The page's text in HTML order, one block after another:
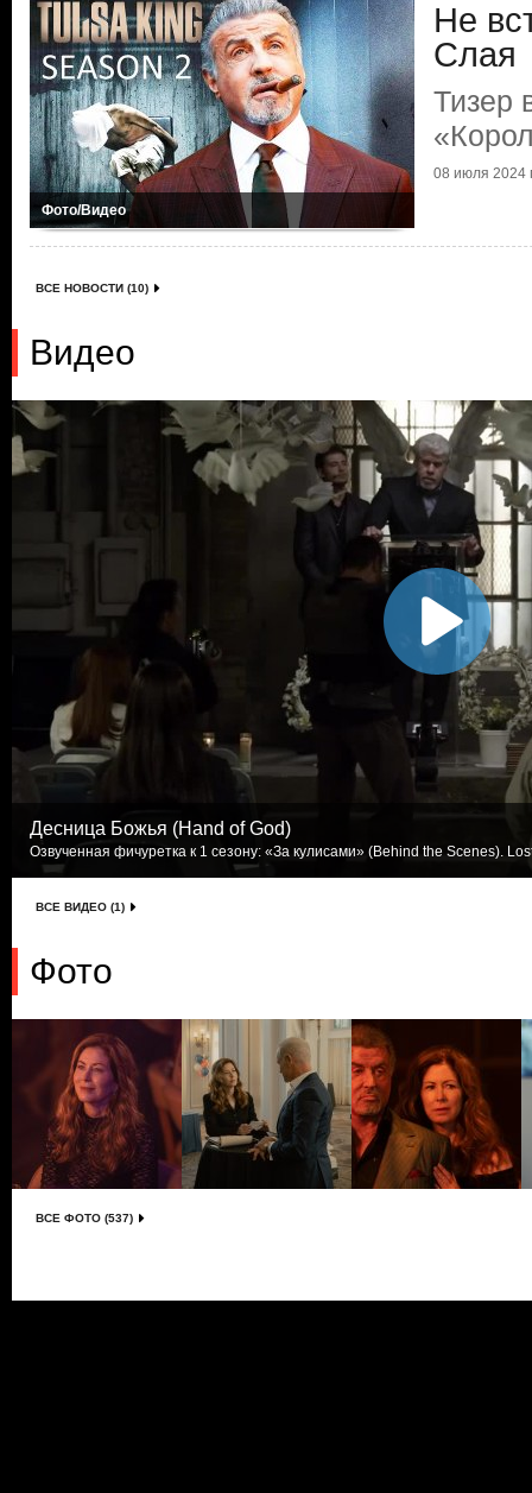
Фото/Видео
Не
Слая
Тизер
08 июля 2024
ВСЕ НОВОСТИ (10)
Видео
Десница Божья (Hand of God)
Озвученная фичуретка к 1 сезону: «За кулисами» (Behind the Scenes).
ВСЕ ВИДЕО (1)
Фото
ВСЕ ФОТО (537)